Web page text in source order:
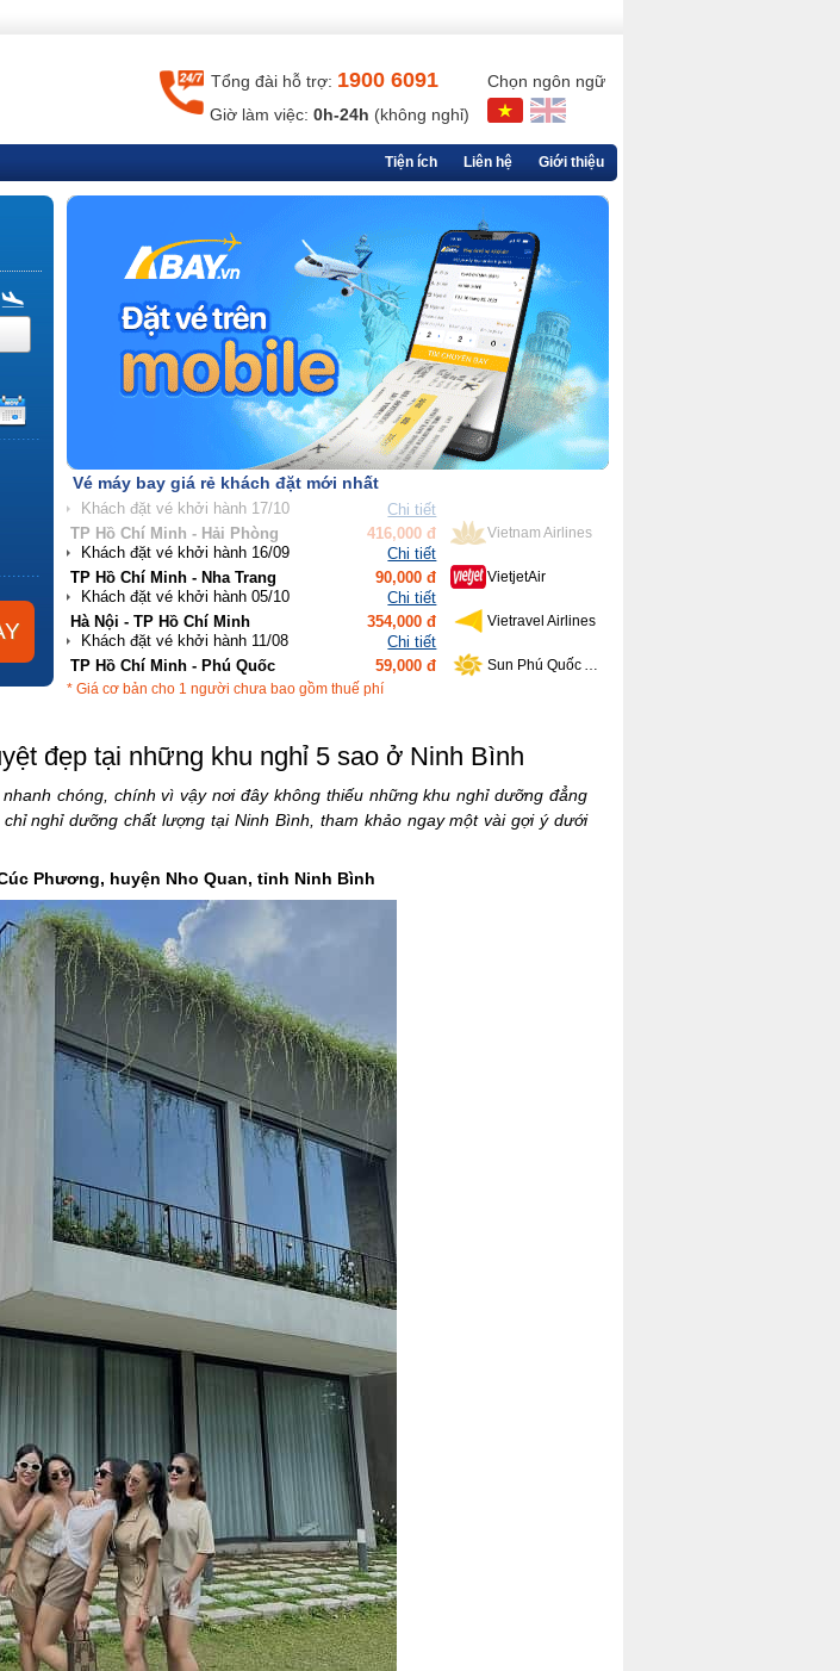
Tổng đài hỗ trợ: 1900 6091
Giờ làm việc: 0h-24h (không nghỉ)
Chọn ngôn ngữ
Giới thiệu
Liên hệ
Tiện ích
Vé máy bay giá rẻ khách đặt mới nhất
TP Hồ Chí Minh - Nha Trang 90,000 đ
Chi tiết
VietjetAir
Hà Nội - TP Hồ Chí Minh 354,000 đ
Chi tiết
Vietravel Airlines
TP Hồ Chí Minh - Phú Quốc 59,000 đ
Chi tiết
Sun Phú Quốc Airways
Hà Nội - Đà Nẵng 459,000 đ
Chi tiết
Bamboo Airways
* Giá cơ bản cho 1 người chưa bao gồm thuế phí
đẹp tại những khu nghỉ 5 sao ở Ninh Bình
chóng, chính vì vậy nơi đây không thiếu những khu nghỉ dưỡng đẳng
nghỉ dưỡng chất lượng tại Ninh Bình, tham khảo ngay một vài gợi ý dưới
Phương, huyện Nho Quan, tỉnh Ninh Bình